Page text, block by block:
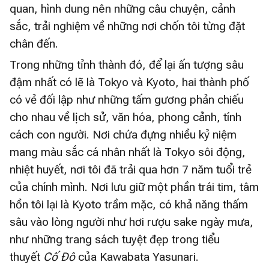
quan, hình dung nên những câu chuyện, cảnh
sắc, trải nghiệm về những nơi chốn tôi từng đặt
chân đến.
Trong những tỉnh thành đó, để lại ấn tượng sâu
đậm nhất có lẽ là Tokyo và Kyoto, hai thành phố
có vẻ đối lập như những tấm gương phản chiếu
cho nhau về lịch sử, văn hóa, phong cảnh, tính
cách con người. Nơi chứa đựng nhiều kỷ niệm
mang màu sắc cá nhân nhất là Tokyo sôi động,
nhiệt huyết, nơi tôi đã trải qua hơn 7 năm tuổi trẻ
của chính mình. Nơi lưu giữ một phần trái tim, tâm
hồn tôi lại là Kyoto trầm mặc, có khả năng thấm
sâu vào lòng người như hơi rượu sake ngày mưa,
như những trang sách tuyệt đẹp trong tiểu
thuyết Cố Đô của Kawabata Yasunari.